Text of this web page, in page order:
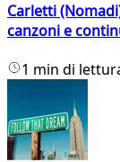
Carletti
canzoni e
1 min di